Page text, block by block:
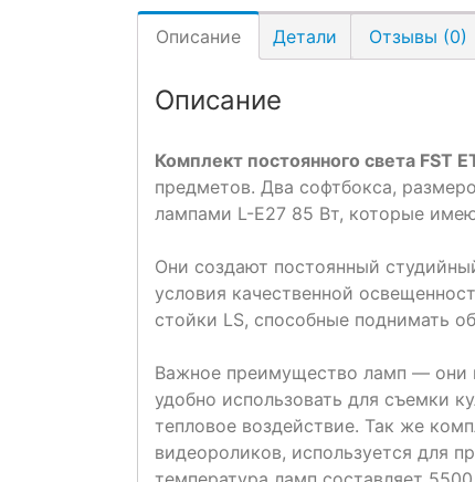
Описание Детали Отзывы (0)
Описание
Комплект постоянного света FST
предметов. Два софтбокса,
лампами L-E27 85 Вт, которые
Они создают постоянный
условия качественной
стойки LS, способные поднимать
Важное преимущество ламп — они
удобно использовать для съемки
тепловое воздействие. Так же
видеороликов, используется для